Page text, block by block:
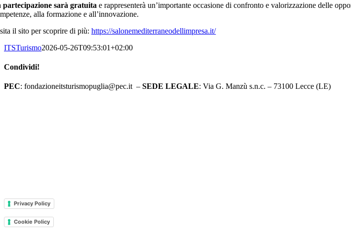
partecipazione sarà gratuita e rappresenterà un’importante occasione di confronto e valorizzazione delle
alla formazione e all’innovazione.
il sito per scoprire di più:https://salonemediterraneodellimpresa.it/
ITSTurismo2026-05-26T09:53:01+02:00
Condividi!
Facebook
X
LinkedIn
Pinterest
Email
PEC: fondazioneitsturismopuglia@pec.it – SEDE LEGALE: Via G. Manzù s.n.c. – 73100 Lecce (LE)
Privacy Policy
Cookie Policy